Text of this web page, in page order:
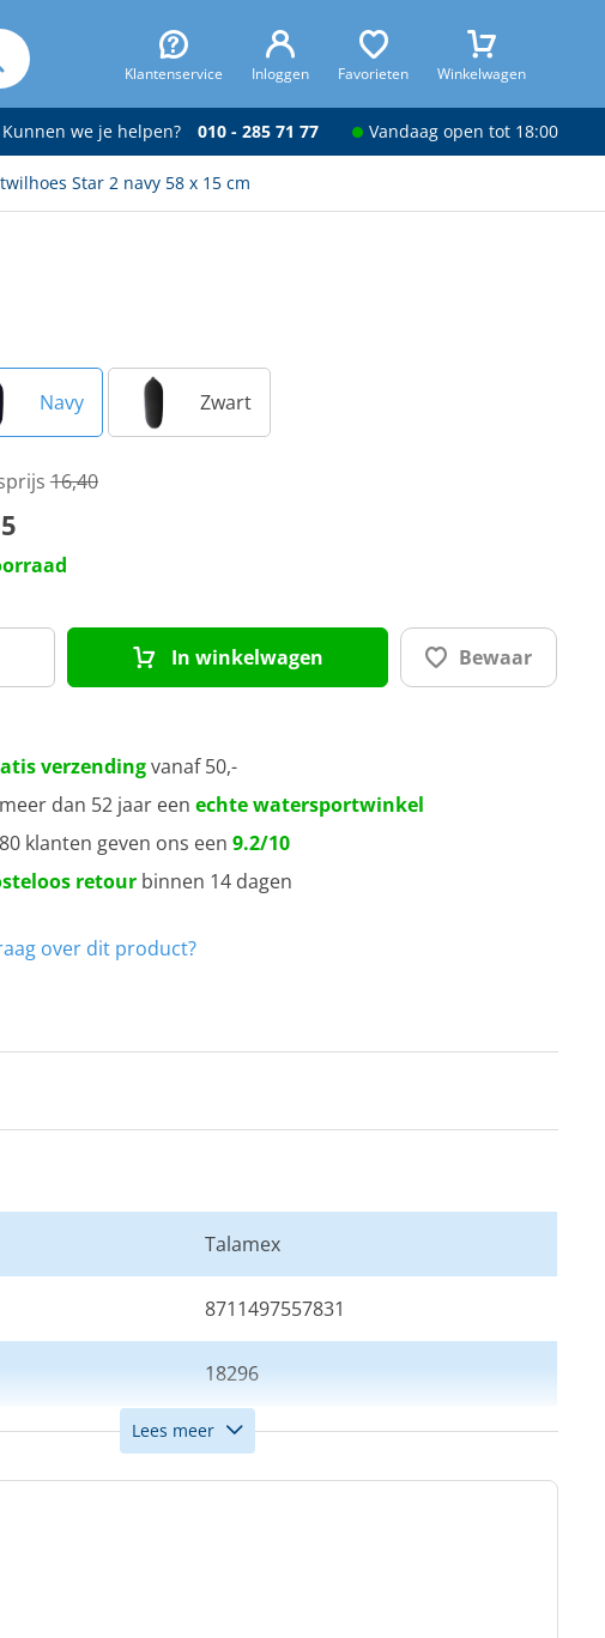
Klantenservice Inloggen Favorieten Winkelwagen
Kunnen we je helpen? 010 - 285 71 77 Vandaag open tot 18:00
Star 2 navy 58 x 15 cm
Navy Zwart
16,40
In winkelwagen Bewaar
verzendingvanaf 50,-
dan 52 jaar een echte watersportwinkel
klanten geven ons een 9.2/10
retourbinnen 14 dagen
over dit product?
Talamex
8711497557831
18296
Navy
Lees meer